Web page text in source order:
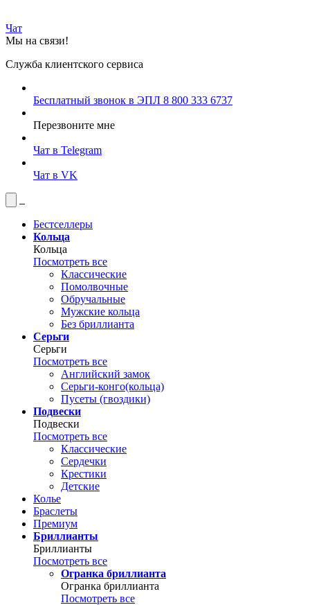
Чат
Мы на связи!
Служба клиентского сервиса
Бесплатный звонок в ЭПЛ 8 800 333 6737
Перезвоните мне
Чат в Telegram
Чат в VK
Бестселлеры
Кольца
Кольца
Посмотреть все
Классические
Помолвочные
Обручальные
Мужские кольца
Без бриллианта
Серьги
Серьги
Посмотреть все
Английский замок
Серьги-конго(кольца)
Пусеты (гвоздики)
Подвески
Подвески
Посмотреть все
Классические
Сердечки
Крестики
Детские
Колье
Браслеты
Премиум
Бриллианты
Бриллианты
Посмотреть все
Огранка бриллианта
Огранка бриллианта
Посмотреть все